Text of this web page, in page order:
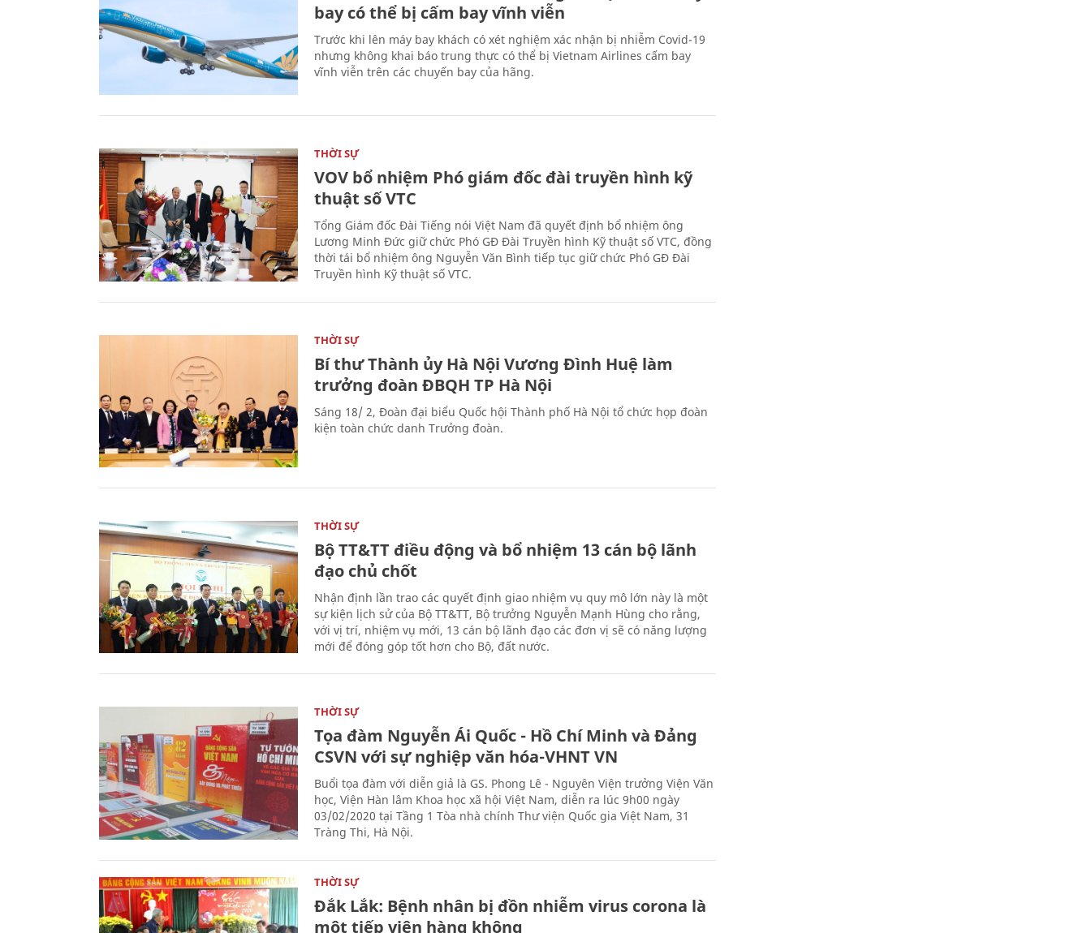
bay có thể bị cấm bay vĩnh viễn
Trước khi lên máy bay khách có xét nghiệm xác nhận bị nhiễm Covid-19
nhưng không khai báo trung thực có thể bị Vietnam Airlines cấm bay
vĩnh viễn trên các chuyến bay của hãng.
THỜI SỰ
VOV bổ nhiệm Phó giám đốc đài truyền hình kỹ
thuật số VTC
Tổng Giám đốc Đài Tiếng nói Việt Nam đã quyết định bổ nhiệm ông
Lương Minh Đức giữ chức Phó GĐ Đài Truyền hình Kỹ thuật số VTC, đồng
thời tái bổ nhiệm ông Nguyễn Văn Bình tiếp tục giữ chức Phó GĐ Đài
Truyền hình Kỹ thuật số VTC.
THỜI SỰ
Bí thư Thành ủy Hà Nội Vương Đình Huệ làm
trưởng đoàn ĐBQH TP Hà Nội
Sáng 18/ 2, Đoàn đại biểu Quốc hội Thành phố Hà Nội tổ chức họp đoàn
kiện toàn chức danh Trưởng đoàn.
THỜI SỰ
Bộ TT&TT điều động và bổ nhiệm 13 cán bộ lãnh
đạo chủ chốt
Nhận định lần trao các quyết định giao nhiệm vụ quy mô lớn này là một
sự kiện lịch sử của Bộ TT&TT, Bộ trưởng Nguyễn Mạnh Hùng cho rằng,
với vị trí, nhiệm vụ mới, 13 cán bộ lãnh đạo các đơn vị sẽ có năng lượng
mới để đóng góp tốt hơn cho Bộ, đất nước.
THỜI SỰ
Tọa đàm Nguyễn Ái Quốc - Hồ Chí Minh và Đảng
CSVN với sự nghiệp văn hóa-VHNT VN
Buổi tọa đàm với diễn giả là GS. Phong Lê - Nguyên Viện trưởng Viện Văn
học, Viện Hàn lâm Khoa học xã hội Việt Nam, diễn ra lúc 9h00 ngày
03/02/2020 tại Tầng 1 Tòa nhà chính Thư viện Quốc gia Việt Nam, 31
Tràng Thi, Hà Nội.
THỜI SỰ
Đắk Lắk: Bệnh nhân bị đồn nhiễm virus corona là
một tiếp viên hàng không